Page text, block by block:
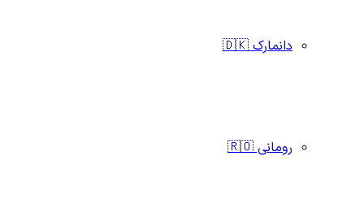
دانمارک 🇩🇰
رومانی 🇷🇴